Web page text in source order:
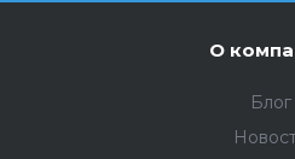
О
Блог